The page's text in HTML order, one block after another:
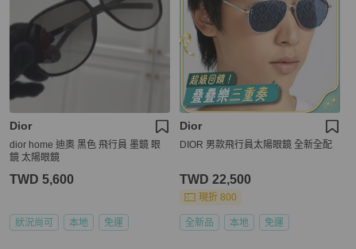
Dior
dior home 迪奧 黑色 飛行員 墨鏡 眼
鏡 太陽眼鏡
TWD 5,600
狀況尚可 本地 免運
Dior
DIOR 男款飛行員太陽眼鏡 全新全配
TWD 22,500
現折 800
全新品 本地 免運